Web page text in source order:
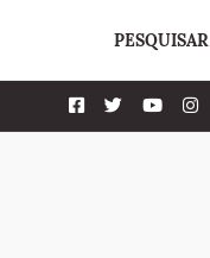
PESQUISAR